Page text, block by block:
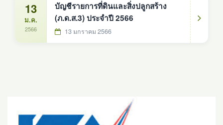
13
ม.ค.
2566
บัญชีรายการที่ดินและสิ่งปลูกสร้าง
(ภ.ด.ส.3) ประจำปี 2566
13 มกราคม 2566